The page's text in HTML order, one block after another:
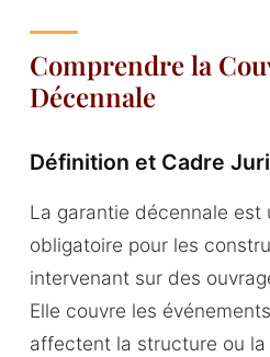
Comprendre la
Décennale
Définition et Cadre
La garantie décennale est
obligatoire pour les
intervenant sur des
Elle couvre les
affectent la structure ou la